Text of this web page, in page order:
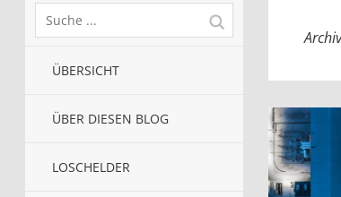
ÜBERSICHT
ÜBER DIESEN BLOG
LOSCHELDER